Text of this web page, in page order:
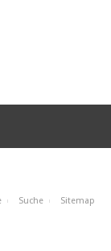
Suche Sitemap